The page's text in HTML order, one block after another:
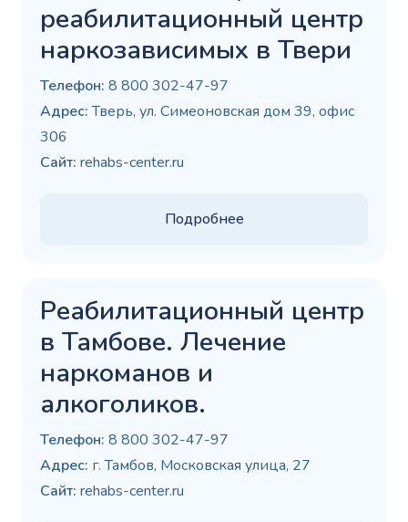
реабилитационный центр
наркозависимых в Твери
Телефон: 8 800 302-47-97
Адрес:Тверь, ул. Симеоновская дом 39, офис
306
Сайт: rehabs-center.ru
Подробнее
Реабилитационный центр
в Тамбове. Лечение
наркоманов и
алкоголиков.
Телефон: 8 800 302-47-97
Адрес: г. Тамбов, Московская улица, 27
Сайт: rehabs-center.ru